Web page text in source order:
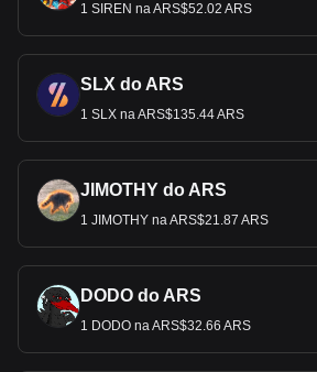
1 SIREN na ARS$52.02 ARS
SLX do ARS
1 SLX na ARS$135.44 ARS
JIMOTHY do ARS
1 JIMOTHY na ARS$21.87 ARS
DODO do ARS
1 DODO na ARS$32.66 ARS